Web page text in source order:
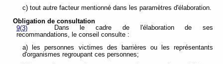
c) tout autre facteur mentionné dans les paramètres d'élaboration.
Obligation de consultation
9(3)
Dans le cadre de l'élaboration de ses
recommandations, le conseil consulte :
a) les personnes victimes des barrières ou les représentants
d'organismes regroupant ces personnes;